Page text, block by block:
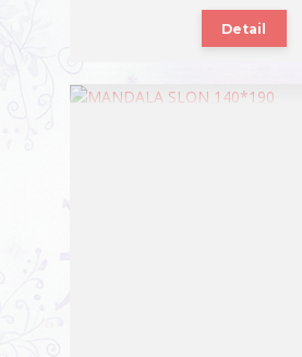
Detail